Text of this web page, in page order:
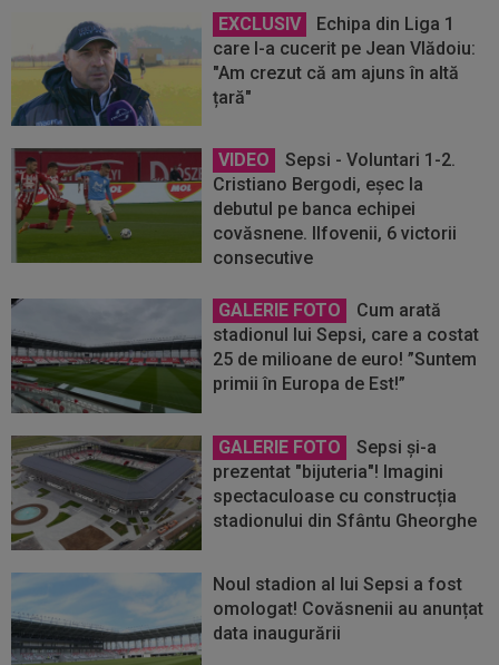
EXCLUSIV
Echipa din Liga 1
care l-a cucerit pe Jean Vlădoiu:
"Am crezut că am ajuns în altă
țară"
VIDEO
Sepsi - Voluntari 1-2.
Cristiano Bergodi, eșec la
debutul pe banca echipei
covăsnene. Ilfovenii, 6 victorii
consecutive
GALERIE FOTO
Cum arată
stadionul lui Sepsi, care a costat
25 de milioane de euro! ”Suntem
primii în Europa de Est!”
GALERIE FOTO
Sepsi și-a
prezentat "bijuteria"! Imagini
spectaculoase cu construcția
stadionului din Sfântu Gheorghe
Noul stadion al lui Sepsi a fost
omologat! Covăsnenii au anunțat
data inaugurării